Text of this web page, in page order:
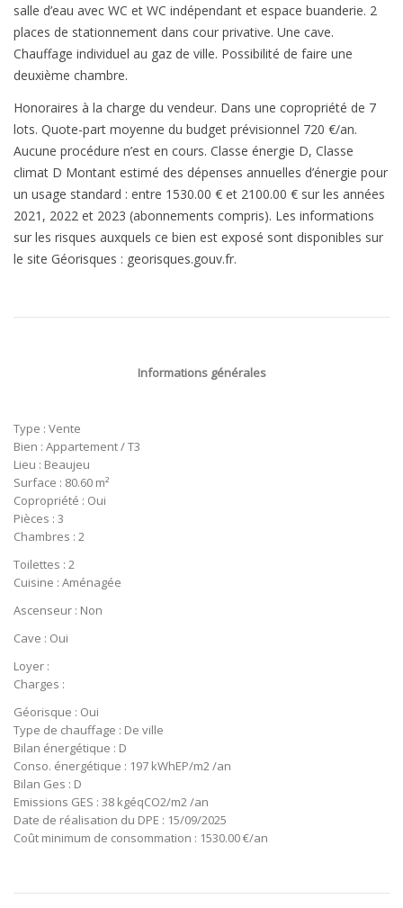
salle d’eau avec WC et WC indépendant et espace buanderie. 2
places de stationnement dans cour privative. Une cave.
Chauffage individuel au gaz de ville. Possibilité de faire une
deuxième chambre.
Honoraires à la charge du vendeur. Dans une copropriété de 7
lots. Quote-part moyenne du budget prévisionnel 720 €/an.
Aucune procédure n’est en cours. Classe énergie D, Classe
climat D Montant estimé des dépenses annuelles d’énergie pour
un usage standard : entre 1530.00 € et 2100.00 € sur les années
2021, 2022 et 2023 (abonnements compris). Les informations
sur les risques auxquels ce bien est exposé sont disponibles sur
le site Géorisques : georisques.gouv.fr.
Informations générales
Type : Vente
Bien : Appartement / T3
Lieu : Beaujeu
Surface : 80.60 m²
Copropriété : Oui
Pièces : 3
Chambres : 2
Toilettes : 2
Cuisine : Aménagée
Ascenseur : Non
Cave : Oui
Loyer :
Charges :
Géorisque : Oui
Type de chauffage : De ville
Bilan énergétique : D
Conso. énergétique : 197 kWhEP/m2 /an
Bilan Ges : D
Emissions GES : 38 kgéqCO2/m2 /an
Date de réalisation du DPE : 15/09/2025
Coût minimum de consommation : 1530.00 €/an